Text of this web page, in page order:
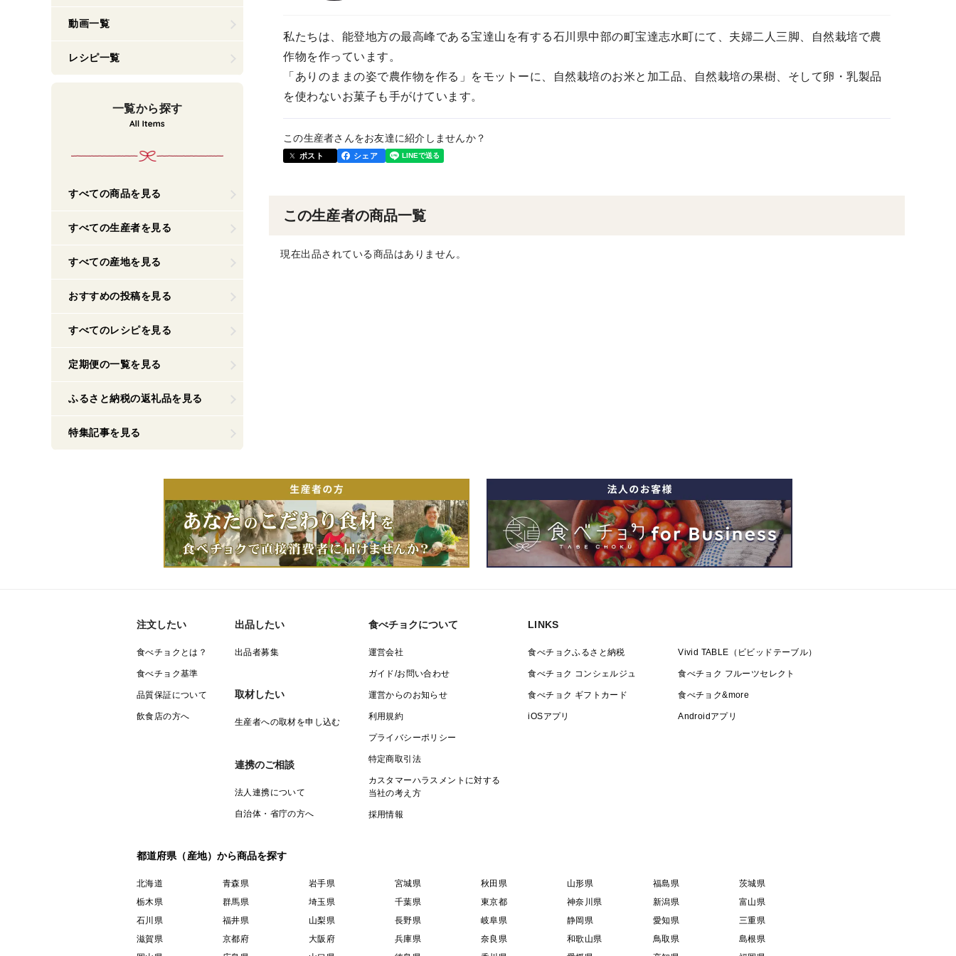
私たちは、能登地方の最高峰である宝達山を有する石川県中部の町宝達志水町にて、夫婦二人三脚、自然栽培で農
作物を作っています。
「ありのままの姿で農作物を作る」をモットーに、自然栽培のお米と加工品、自然栽培の果樹、そして卵・乳製品
を使わないお菓子も手がけています。
この生産者さんをお友達に紹介しませんか？
ポスト シェア
この生産者の商品一覧
現在出品されている商品はありません。
動画一覧
レシピ一覧
一覧から探す
すべての商品を見る
すべての生産者を見る
すべての産地を見る
おすすめの投稿を見る
すべてのレシピを見る
定期便の一覧を見る
ふるさと納税の返礼品を見る
特集記事を見る
注文したい
食べチョクとは？
食べチョク基準
品質保証について
飲食店の方へ
出品したい
出品者募集
取材したい
生産者への取材を申し込む
連携のご相談
法人連携について
自治体・省庁の方へ
食べチョクについて
運営会社
ガイド/お問い合わせ
運営からのお知らせ
利用規約
プライバシーポリシー
特定商取引法
カスタマーハラスメントに対する
当社の考え方
採用情報
LINKS
食べチョクふるさと納税 Vivid TABLE（ビビッドテーブル）
食べチョク コンシェルジュ 食べチョク フルーツセレクト
食べチョク ギフトカード 食べチョク&more
iOSアプリ Androidアプリ
都道府県（産地）から商品を探す
北海道 青森県 岩手県 宮城県 秋田県 山形県 福島県
茨城県
栃木県
群馬県 埼玉県 千葉県 東京都 神奈川県 新潟県
富山県
石川県
福井県 山梨県 長野県 岐阜県 静岡県 愛知県
三重県
滋賀県
京都府 大阪府 兵庫県 奈良県 和歌山県 鳥取県
島根県